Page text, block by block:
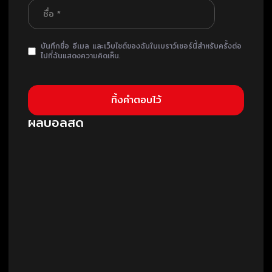
บันทึกชื่อ อีเมล และเว็บไซต์ของฉันในเบราว์เซอร์นี้สำหรับครั้งต่อ
ไปที่ฉันแสดงความคิดเห็น.
ผลบอลสด